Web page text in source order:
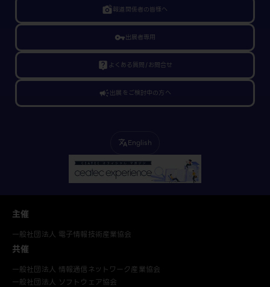
linked_camera報道関係者の皆様へ
vpn_key出展者専用
live_help よくある質問/お問合せ
campaign出展をご検討中の方へ
translateEnglish
主催
一般社団法人 電子情報技術産業協会
共催
一般社団法人 情報通信ネットワーク産業協会
一般社団法人 ソフトウェア協会